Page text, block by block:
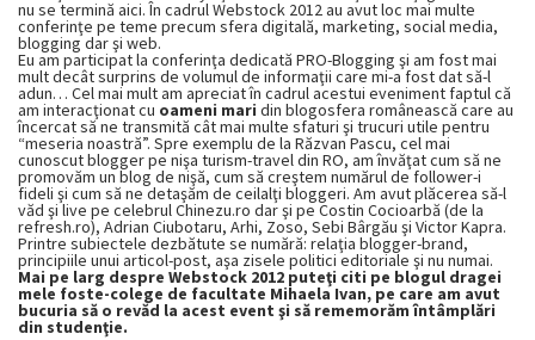
nu se termină aici. În cadrul Webstock 2012 au avut loc mai multe
conferinţe pe teme precum sfera digitală, marketing, social media,
blogging dar şi web.
Eu am participat la conferinţa dedicată PRO-Blogging şi am fost mai
mult decât surprins de volumul de informaţii care mi-a fost dat să-l
adun… Cel mai mult am apreciat în cadrul acestui eveniment faptul că
am interacţionat cu oameni mari din blogosfera românească care au
încercat să ne transmită cât mai multe sfaturi şi trucuri utile pentru
“meseria noastră”. Spre exemplu de la Răzvan Pascu, cel mai
cunoscut blogger pe nişa turism-travel din RO, am învăţat cum să ne
promovăm un blog de nişă, cum să creştem numărul de follower-i
fideli şi cum să ne detaşăm de ceilalţi bloggeri. Am avut plăcerea să-l
văd şi live pe celebrul Chinezu.ro dar şi pe Costin Cocioarbă (de la
refresh.ro), Adrian Ciubotaru, Arhi, Zoso, Sebi Bârgău şi Victor Kapra.
Printre subiectele dezbătute se numără: relaţia blogger-brand,
principiile unui articol-post, aşa zisele politici editoriale şi nu numai.
Mai pe larg despre Webstock 2012 puteţi citi pe blogul dragei
mele foste-colege de facultate Mihaela Ivan, pe care am avut
bucuria să o revăd la acest event şi să rememorăm întâmplări
din studenţie.